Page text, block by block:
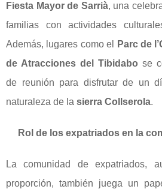
Fiesta Mayor de Sarrià, una
familias con actividades
Además, lugares como el
Parc de
de Atracciones del Tibidabo se
de reunión para disfrutar de un
naturaleza de la sierra Collserola.
Rol de los expatriados en la
La comunidad de expatriados,
proporción, también juega un